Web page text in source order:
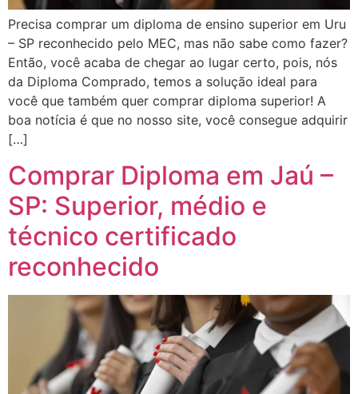
Precisa comprar um diploma de ensino superior em Uru
– SP reconhecido pelo MEC, mas não sabe como fazer?
Então, você acaba de chegar ao lugar certo, pois, nós
da Diploma Comprado, temos a solução ideal para
você que também quer comprar diploma superior! A
boa notícia é que no nosso site, você consegue adquirir
[…]
Comprar Diploma em Jaú –
SP: Superior, médio e
técnico certificado
reconhecido